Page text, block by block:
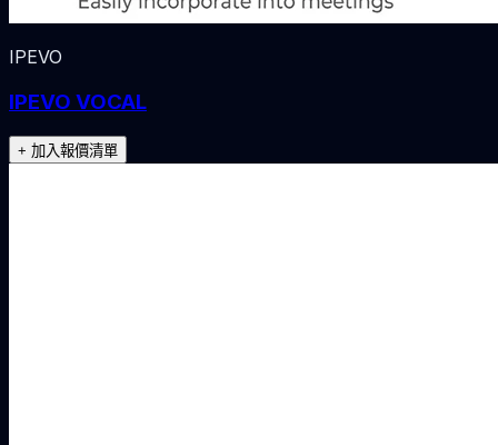
IPEVO
IPEVO VOCAL
+ 加入報價清單